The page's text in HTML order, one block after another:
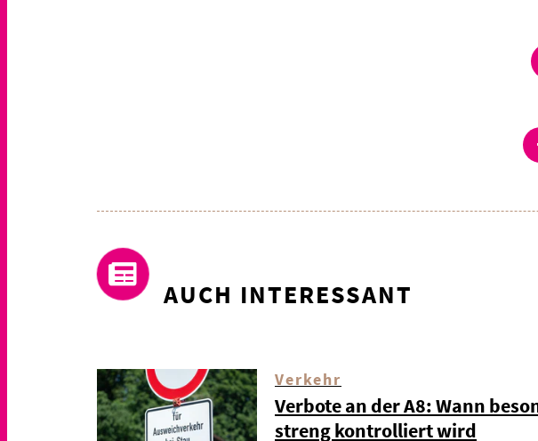
AUCH INTERESSANT
Verkehr
Verbote an der A8: Wann
streng kontrolliert wird